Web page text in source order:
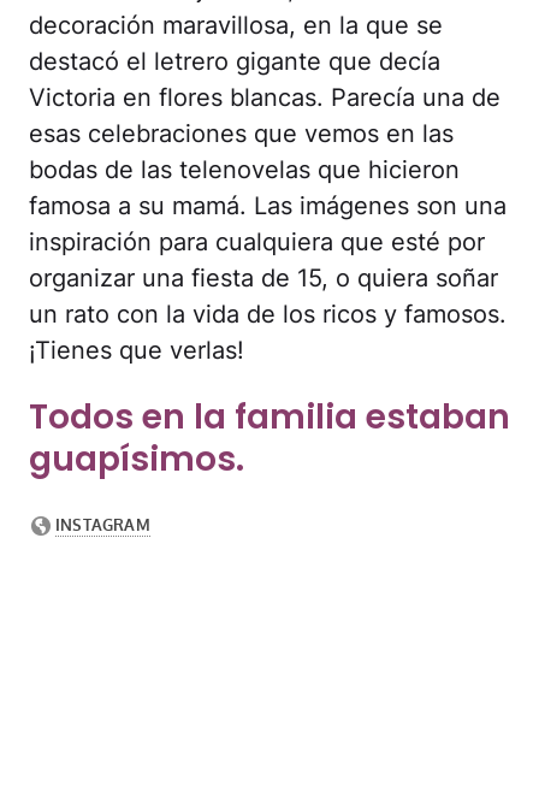
decoración maravillosa, en la que se
destacó el letrero gigante que decía
Victoria en flores blancas. Parecía una de
esas celebraciones que vemos en las
bodas de las telenovelas que hicieron
famosa a su mamá. Las imágenes son una
inspiración para cualquiera que esté por
organizar una fiesta de 15, o quiera soñar
un rato con la vida de los ricos y famosos.
¡Tienes que verlas!
Todos en la familia estaban
guapísimos.